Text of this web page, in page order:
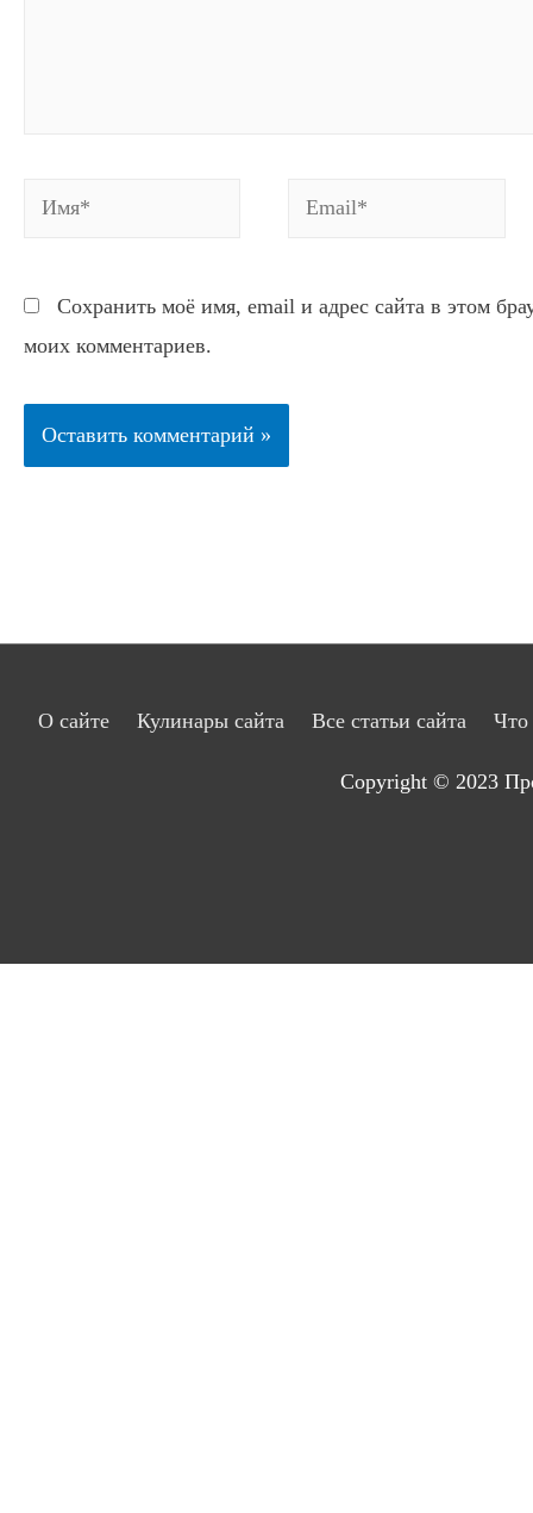
Имя* Email*
Сохранить моё имя, email и адрес сайта в этом
моих комментариев.
О сайте Кулинары сайта Все статьи сайта Что
Copyright © 2023